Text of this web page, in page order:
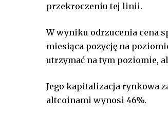
przekroczeniu tej linii.
W wyniku odrzucenia cena
miesiąca pozycję na
utrzymać na tym poziomie,
Jego kapitalizacja rynkowa
altcoinami wynosi 46%.